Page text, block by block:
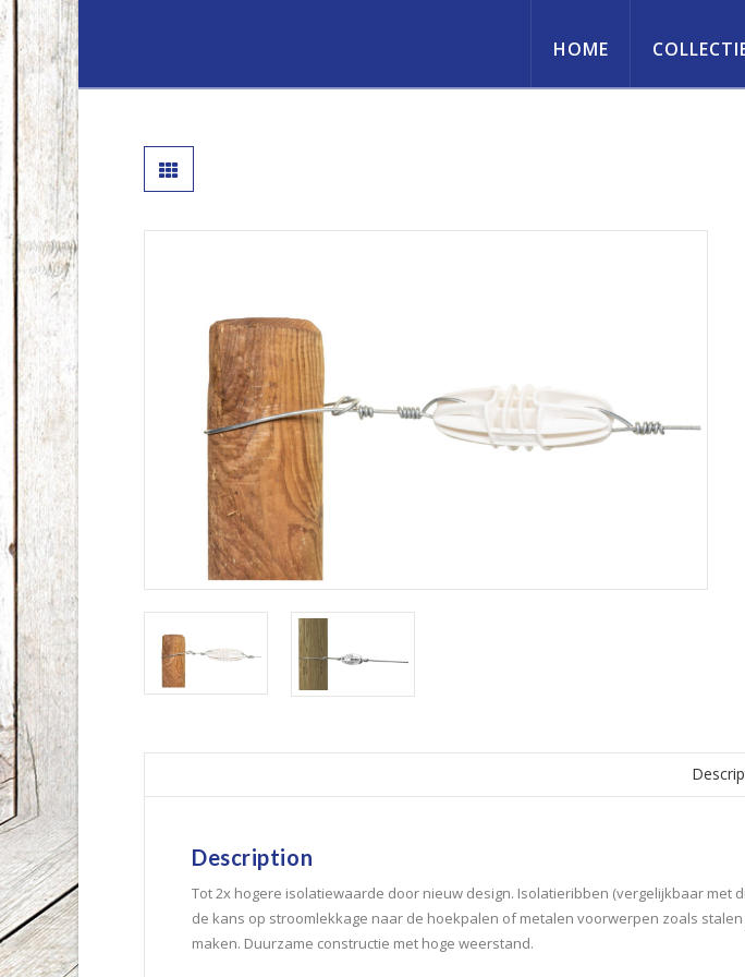
Hout
&
Handelsonderneming
HOME
Description
Tot 2x hogere isolatiewaarde door nieuw design. Isolatieribben (vergelijkbaar
de kans op stroomlekkage naar de hoekpalen of metalen voorwerpen zoals
maken. Duurzame constructie met hoge weerstand.